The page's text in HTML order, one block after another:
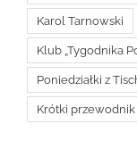
Karol Tarnowski
Klub „Tygodnika
Poniedziałki z
Krótki przewodnik